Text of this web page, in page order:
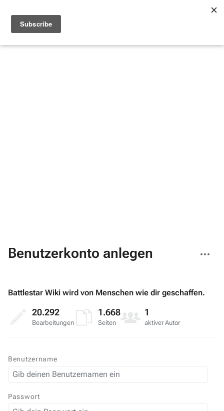
Benutzerkonto anlegen
Aktionen
Benutzername
Passwort
Battlestar Wiki wird von Menschen wie dir geschaffen.
20.292
Bearbeitungen
1.668
Seiten
1
aktiver Autor